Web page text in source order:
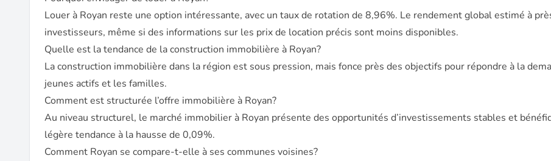
Louer à Royan reste une option intéressante, avec un taux de rotation de 8,96%. Le rendement global estimé à
investisseurs, même si des informations sur les prix de location précis sont moins disponibles.
Quelle est la tendance de la construction immobilière à Royan?
La construction immobilière dans la région est sous pression, mais fonce près des objectifs pour répondre à la
jeunes actifs et les familles.
Comment est structurée l’offre immobilière à Royan?
Au niveau structurel, le marché immobilier à Royan présente des opportunités d’investissements stables et
légère tendance à la hausse de 0,09%.
Comment Royan se compare-t-elle à ses communes voisines?